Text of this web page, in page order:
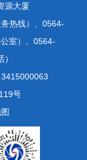
源大厦
热线）、0564-
室）、0564-
号